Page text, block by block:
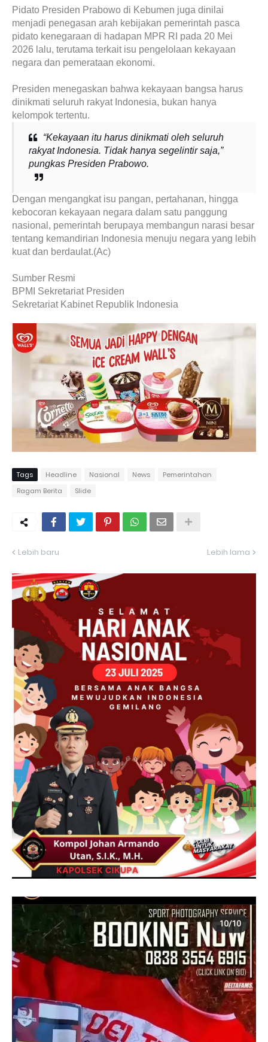
Pidato Presiden Prabowo di Kebumen juga dinilai
menjadi penegasan arah kebijakan pemerintah pasca
pidato kenegaraan di hadapan MPR RI pada 20 Mei
2026 lalu, terutama terkait isu pengelolaan kekayaan
negara dan pemerataan ekonomi.
Presiden menegaskan bahwa kekayaan bangsa harus
dinikmati seluruh rakyat Indonesia, bukan hanya
kelompok tertentu.
“Kekayaan itu harus dinikmati oleh seluruh
rakyat Indonesia. Tidak hanya segelintir saja,”
pungkas Presiden Prabowo.
Dengan mengangkat isu pangan, pertahanan, hingga
kebocoran kekayaan negara dalam satu panggung
nasional, pemerintah berupaya membangun narasi besar
tentang kemandirian Indonesia menuju negara yang lebih
kuat dan berdaulat.(Ac)
Sumber Resmi
BPMI Sekretariat Presiden
Sekretariat Kabinet Republik Indonesia
Tags Headline Nasional News
Pemerintahan
Ragam Berita
Slide
Lebih baru Lebih lama